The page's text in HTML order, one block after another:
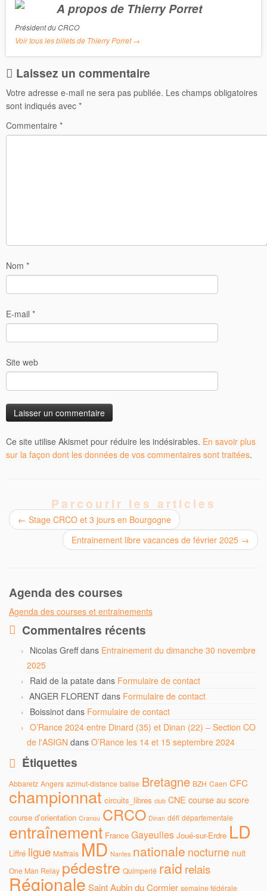
A propos de Thierry Porret
Président du CRCO
Voir tous les billets de Thierry Porret→
Laissez un commentaire
Votre adresse e-mail ne sera pas publiée. Les champs obligatoires
sont indiqués avec *
Commentaire *
Nom *
E-mail *
Site web
Ce site utilise Akismet pour réduire les indésirables. En savoir plus
sur la façon dont les données de vos commentaires sont traitées.
Parcourir les articles
← Stage CRCO et 3 jours en Bourgogne
Entrainement libre vacances de février 2025 →
Agenda des courses
Agenda des courses et entrainements
Commentaires récents
Nicolas Greffdans Entrainement du dimanche 30 novembre
2025
Raid de la patate dans Formulaire de contact
ANGER FLORENT dans Formulaire de contact
Boissinot dans Formulaire de contact
O’Rance 2024 entre Dinard (35) et Dinan (22) – Section CO
de l'ASIGN dans O’Rance les 14 et 15 septembre 2024
Étiquettes
Abbaretz Angers azimut-distance balise Bretagne BZH Caen CFC
championnat circuits_libres club CNE course au score
course d'orientation Cranou CRCO Dinan défi départementale
entraînement France Gayeulles Joué-sur-Erdre LD
Liffré ligue Maffrais MD Nantes nationale nocturne nuit
One Man Relay pédestre Quimperlé raid relais
Régionale Saint Aubin du Cormier semaine fédérale